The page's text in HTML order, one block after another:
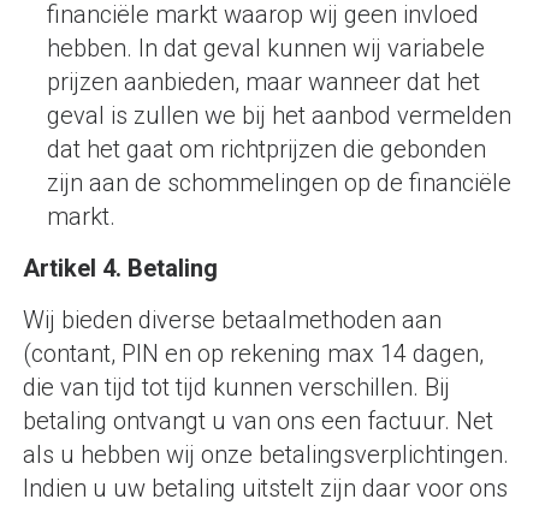
financiële markt waarop wij geen invloed
hebben. In dat geval kunnen wij variabele
prijzen aanbieden, maar wanneer dat het
geval is zullen we bij het aanbod vermelden
dat het gaat om richtprijzen die gebonden
zijn aan de schommelingen op de financiële
markt.
Artikel 4. Betaling
Wij bieden diverse betaalmethoden aan
(contant, PIN en op rekening max 14 dagen,
die van tijd tot tijd kunnen verschillen. Bij
betaling ontvangt u van ons een factuur. Net
als u hebben wij onze betalingsverplichtingen.
Indien u uw betaling uitstelt zijn daar voor ons